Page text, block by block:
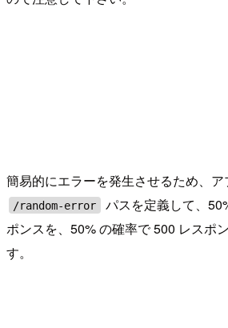
簡易的にエラーを発生させるため、
/random-error
パスを定義して、
ポンスを、50% の確率で 500 レスポ
す。